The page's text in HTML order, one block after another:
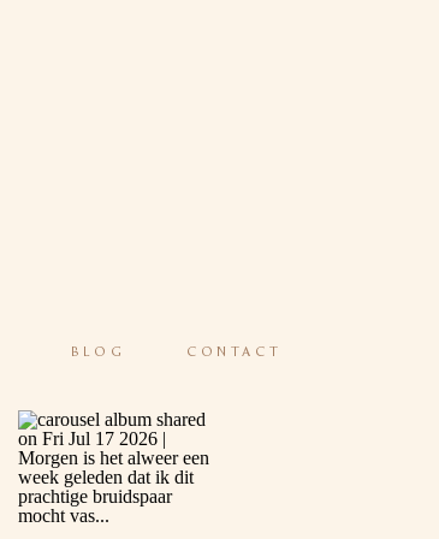
CONTACT
BLOG